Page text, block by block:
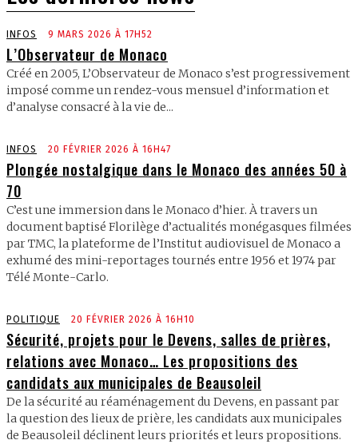
INFOS 9 MARS 2026 À 17H52
L’Observateur de Monaco
Créé en 2005, L’Observateur de Monaco s’est progressivement
imposé comme un rendez-vous mensuel d’information et
d’analyse consacré à la vie de...
INFOS 20 FÉVRIER 2026 À 16H47
Plongée nostalgique dans le Monaco des années 50 à
70
C’est une immersion dans le Monaco d’hier. À travers un
document baptisé Florilège d’actualités monégasques filmées
par TMC, la plateforme de l’Institut audiovisuel de Monaco a
exhumé des mini-reportages tournés entre 1956 et 1974 par
Télé Monte-Carlo.
POLITIQUE 20 FÉVRIER 2026 À 16H10
Sécurité, projets pour le Devens, salles de prières,
relations avec Monaco… Les propositions des
candidats aux municipales de Beausoleil
De la sécurité au réaménagement du Devens, en passant par
la question des lieux de prière, les candidats aux municipales
de Beausoleil déclinent leurs priorités et leurs propositions.